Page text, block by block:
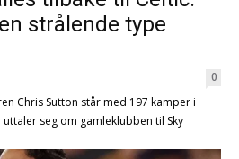
strålende type
0
Chris Sutton står med 197 kamper i
seg om gamleklubben til Sky